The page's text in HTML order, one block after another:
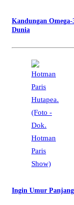
Kandungan
Dunia
Ingin Umur